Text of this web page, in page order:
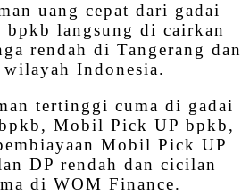
uang cepat dari gadai
langsung di cairkan
rendah di Tangerang dan
Indonesia.
tertinggi cuma di gadai
Mobil Pick UP bpkb,
Mobil Pick UP
DP rendah dan cicilan
di WOM Finance.